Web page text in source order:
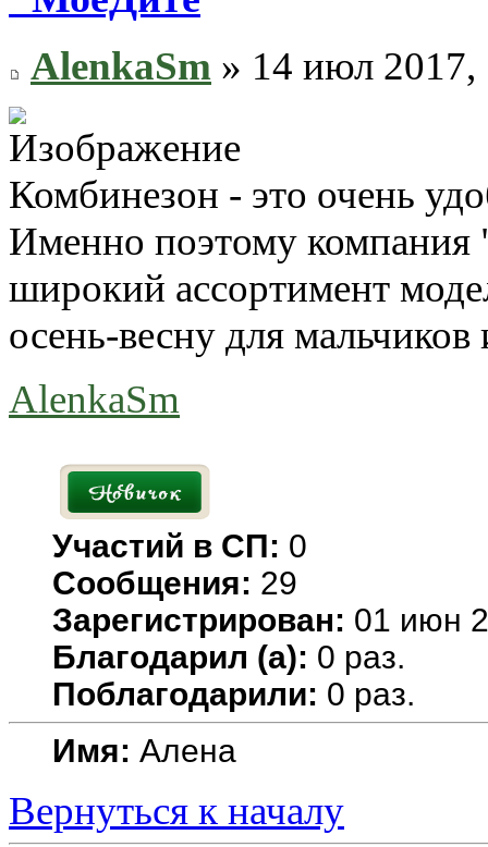
AlenkaSm » 14 июл 2017,
Комбинезон - это очень
Именно поэтому компания
широкий ассортимент
осень-весну для мальчиков
AlenkaSm
Участий в СП: 0
Сообщения: 29
Зарегистрирован: 01 июн
Благодарил (а): 0 раз.
Поблагодарили: 0 раз.
Имя: Алена
Вернуться к началу